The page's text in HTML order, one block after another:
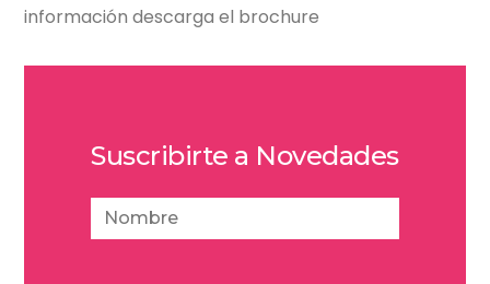
información descarga el brochure
Suscribirte a Novedades